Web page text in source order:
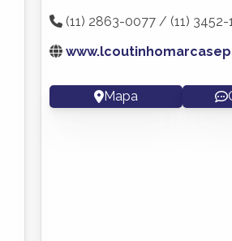
(11) 2863-0077 / (11) 3452-
Mapa